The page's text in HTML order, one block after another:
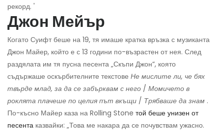
рекорд. '
Джон Мейър
Когато Суифт беше на 19, тя имаше кратка връзка с музиканта
Джон Майер, който е с 13 години по-възрастен от нея. След
раздялата им тя пусна песента „Скъпи Джон“, която
съдържаше оскърбителните текстове Не мислите ли, че бях
твърде млад, за да се забърквам с него / Момичето в
роклята плачеше по целия път вкъщи / Трябваше да знам .
По-късно Майер каза на Rolling Stone той беше унизен от
песента казвайки: „Това ме накара да се почувствам ужасно.